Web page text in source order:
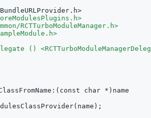
RCTTurboModuleManager.h>
()
char *)name